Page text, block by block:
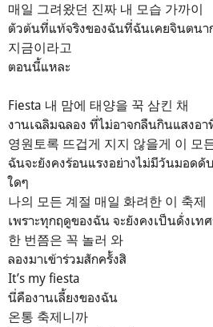
매일 그려왔던 진짜 내 모습 가까이
ตัวต้นที่แท้จริงของฉันที่ฉันเคยจินตนาก
지금이라고
ตอนนี้แหละ
Fiesta 내 맘에 태양을 꾹 삼킨 채
งานเฉลิมฉลอง ที่ไม่อาจกลืนกินแสงอ
영원토록 뜨겁게 지지 않을게 이 모
ฉันจะยังคงร้อนแรงอย่างไม่มีวันมอดดั
ใดๆ
나의 모든 계절 매일 화려한 이 축제
เพราะทุกฤดูของฉัน จะยังคงเป็นดั่งเท
한 번쯤은 꼭 놀러 와
ลองมาเข้าร่วมสักครั้งสิ
It’s my fiesta
นี่คืองานเลี้ยงของฉัน
온통 축제니까